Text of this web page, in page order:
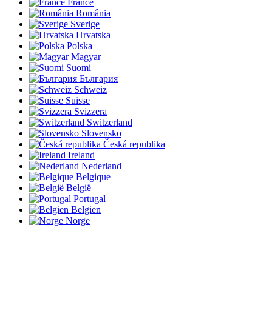
France
România
Sverige
Hrvatska
Polska
Magyar
Suomi
България
Schweiz
Suisse
Svizzera
Switzerland
Slovensko
Česká republika
Ireland
Nederland
Belgique
België
Portugal
Belgien
Norge